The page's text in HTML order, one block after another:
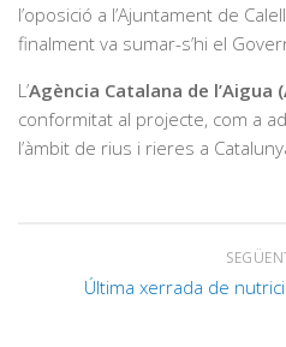
l’oposició a l’Ajuntament de
finalment va sumar-s’hi el
L’Agència Catalana de l’Aigua
conformitat al projecte, com a
l’àmbit de rius i rieres a
Última xerrada de